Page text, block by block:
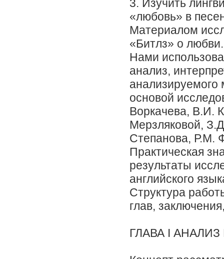
3. Изучить
«любовь» в
Материалом
«Битлз» о любви.
Нами
анализ,
анализируемого
основой
Воркачева, В.И.
Мерзляковой,
Степанова, Р.М.
Практическая
результаты
английского
Структура
глав,
ГЛАВА I